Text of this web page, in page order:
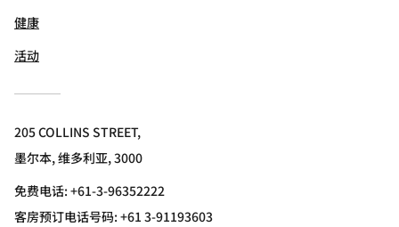
健康
活动
205 COLLINS STREET,
墨尔本, 维多利亚, 3000
免费电话:+61-3-96352222
客房预订电话号码: +61 3-91193603